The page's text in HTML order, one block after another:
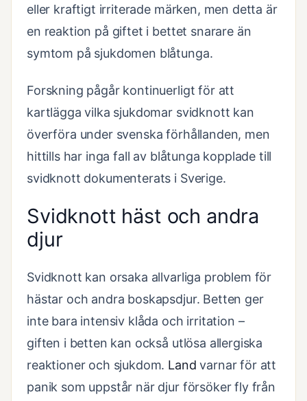
eller kraftigt irriterade märken, men detta är
en reaktion på giftet i bettet snarare än
symtom på sjukdomen blåtunga.
Forskning pågår kontinuerligt för att
kartlägga vilka sjukdomar svidknott kan
överföra under svenska förhållanden, men
hittills har inga fall av blåtunga kopplade till
svidknott dokumenterats i Sverige.
Svidknott häst och andra
djur
Svidknott kan orsaka allvarliga problem för
hästar och andra boskapsdjur. Betten ger
inte bara intensiv klåda och irritation –
giften i betten kan också utlösa allergiska
reaktioner och sjukdom. Land varnar för att
panik som uppstår när djur försöker fly från